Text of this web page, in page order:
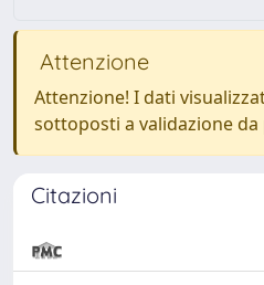
Attenzione
Attenzione! I dati
sottoposti a validazione
Citazioni